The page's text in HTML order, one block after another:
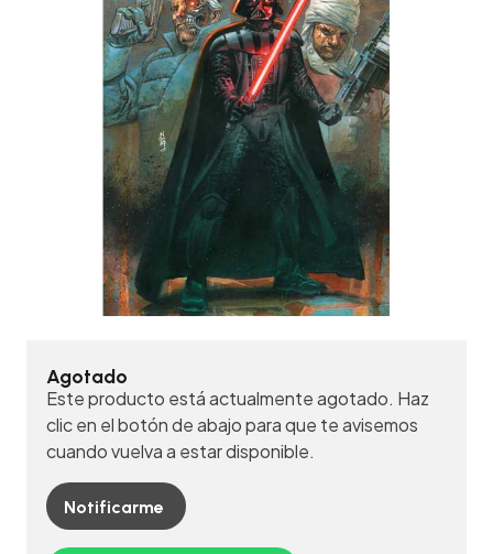
Agotado
Este producto está actualmente agotado. Haz
clic en el botón de abajo para que te avisemos
cuando vuelva a estar disponible.
Notificarme